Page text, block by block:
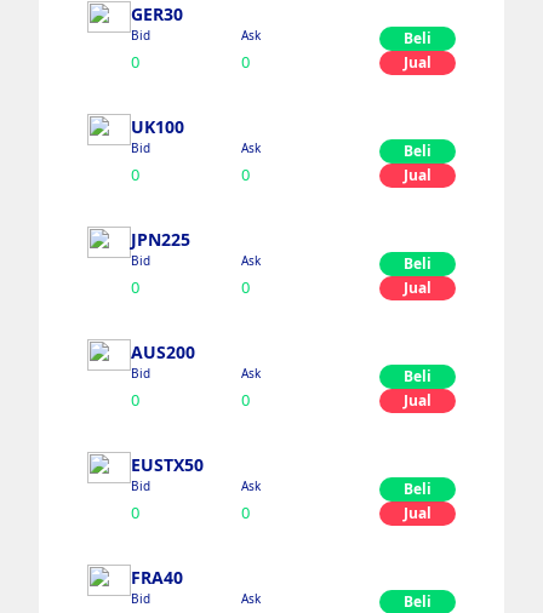
GER30
Bid
0
Ask
0
Beli
Jual
UK100
Bid
0
Ask
0
Beli
Jual
JPN225
Bid
0
Ask
0
Beli
Jual
AUS200
Bid
0
Ask
0
Beli
Jual
EUSTX50
Bid
0
Ask
0
Beli
Jual
FRA40
Bid Ask
Beli